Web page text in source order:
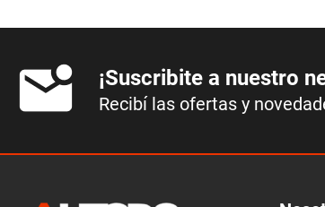
¡Suscribite a nuestro
Recibí las ofertas y